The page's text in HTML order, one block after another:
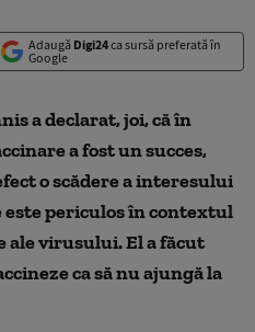
Adaugă Digi24ca sursă preferată în
Google
a declarat, joi, că în
a fost un succes,
o scădere a interesului
este periculos în contextul
ale virusului. El a făcut
ca să nu ajungă la